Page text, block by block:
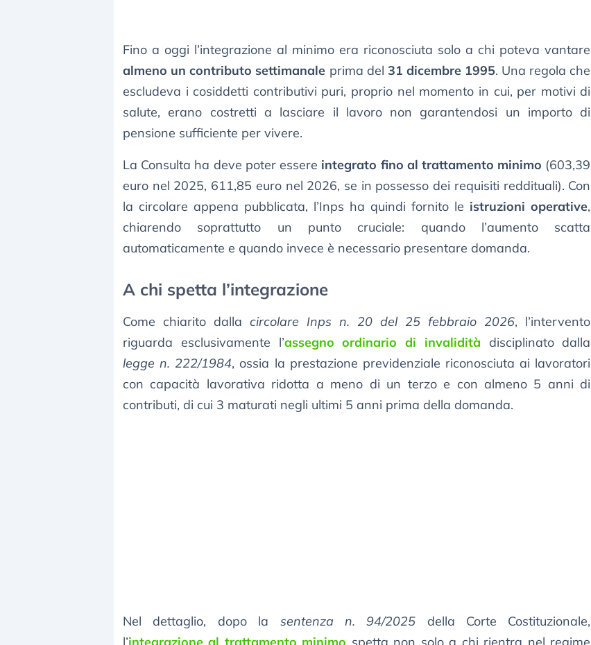
Fino a oggi l’integrazione al minimo era riconosciuta solo a chi poteva vantare
almeno un contributo settimanale prima del 31 dicembre 1995. Una regola che
escludeva i cosiddetti contributivi puri, proprio nel momento in cui, per motivi di
salute, erano costretti a lasciare il lavoro non garantendosi un importo di
pensione sufficiente per vivere.
La Consulta ha deve poter essere integrato fino al trattamento minimo (603,39
euro nel 2025, 611,85 euro nel 2026, se in possesso dei requisiti reddituali). Con
la circolare appena pubblicata, l’Inps ha quindi fornito le istruzioni operative,
chiarendo soprattutto un punto cruciale: quando l’aumento scatta
automaticamente e quando invece è necessario presentare domanda.
A chi spetta l’integrazione
Come chiarito dallacircolare Inps n. 20 del 25 febbraio 2026, l’intervento
riguarda esclusivamente l’assegno ordinario di invalidità disciplinato dalla
legge n. 222/1984, ossia la prestazione previdenziale riconosciuta ai lavoratori
con capacità lavorativa ridotta a meno di un terzo e con almeno 5 anni di
contributi, di cui 3 maturati negli ultimi 5 anni prima della domanda.
Nel dettaglio, dopo la sentenza n. 94/2025 della Corte Costituzionale,